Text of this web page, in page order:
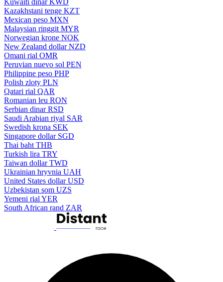
Kuwaiti dinar KWD
Kazakhstani tenge KZT
Mexican peso MXN
Malaysian ringgit MYR
Norwegian krone NOK
New Zealand dollar NZD
Omani rial OMR
Peruvian nuevo sol PEN
Philippine peso PHP
Polish zloty PLN
Qatari rial QAR
Romanian leu RON
Serbian dinar RSD
Saudi Arabian riyal SAR
Swedish krona SEK
Singapore dollar SGD
Thai baht THB
Turkish lira TRY
Taiwan dollar TWD
Ukrainian hryvnia UAH
United States dollar USD
Uzbekistan som UZS
Yemeni rial YER
South African rand ZAR